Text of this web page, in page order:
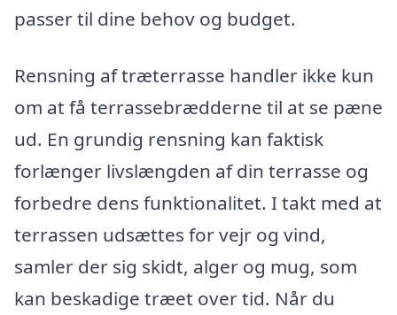
passer til dine behov og budget.
Rensning af træterrasse handler ikke kun
om at få terrassebrædderne til at se pæne
ud. En grundig rensning kan faktisk
forlænger livslængden af din terrasse og
forbedre dens funktionalitet. I takt med at
terrassen udsættes for vejr og vind,
samler der sig skidt, alger og mug, som
kan beskadige træet over tid. Når du